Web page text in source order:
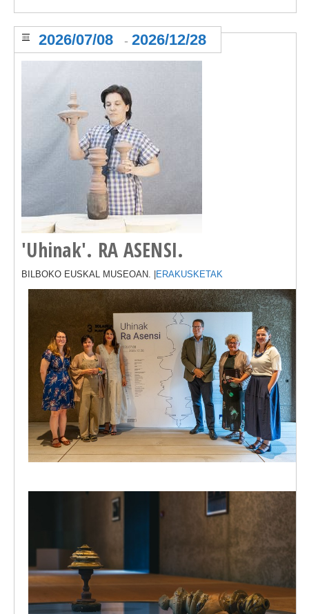
'Uhinak'. RA ASENSI.
2026/07/08 - 2026/12/28
BILBOKO EUSKAL MUSEOAN. | ERAKUSKETAK